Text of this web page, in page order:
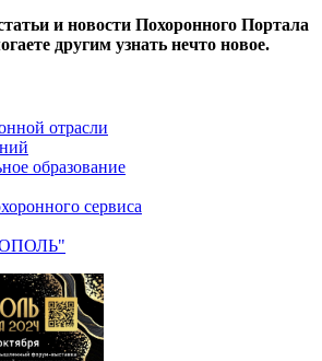
и новости Похоронного Портала
другим узнать нечто новое.
отрасли
образование
сервиса